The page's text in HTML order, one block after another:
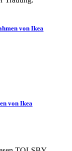
von Ikea
von Ikea